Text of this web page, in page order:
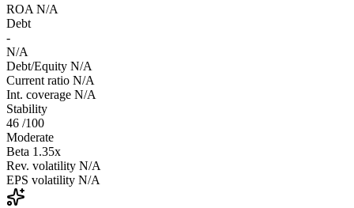
ROA N/A
Debt
-
N/A
Debt/Equity N/A
Current ratio N/A
Int. coverage N/A
Stability
46 /100
Moderate
Beta 1.35x
Rev. volatility N/A
EPS volatility N/A